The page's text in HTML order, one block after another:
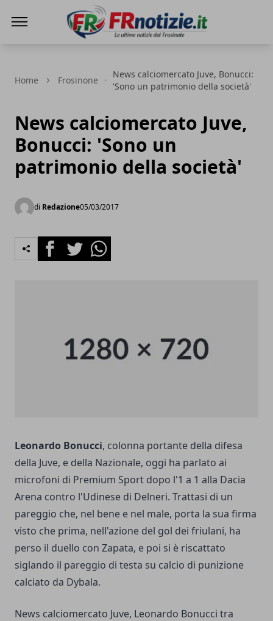
Home Frosinone
News calciomercato Juve, Bonucci:
'Sono un patrimonio della società'
News calciomercato Juve,
Bonucci: 'Sono un
patrimonio della società'
di Redazione05/03/2017
FacebookTwitterWhatsapp
Leonardo Bonucci, colonna portante della difesa
della Juve, e della Nazionale, oggi ha parlato ai
microfoni di Premium Sport dopo l'1 a 1 alla Dacia
Arena contro l'Udinese di Delneri. Trattasi di un
pareggio che, nel bene e nel male, porta la sua firma
visto che prima, nell'azione del gol dei friulani, ha
perso il duello con Zapata, e poi si è riscattato
siglando il pareggio di testa su calcio di punizione
calciato da Dybala.
News calciomercato Juve, Leonardo Bonucci tra